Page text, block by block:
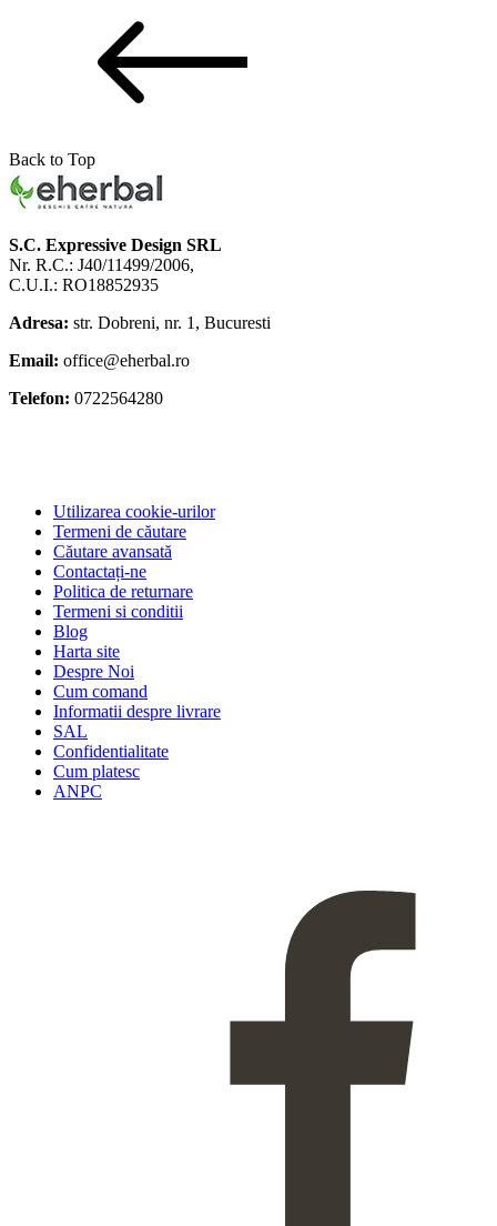
Back to Top
S.C. Expressive Design SRL
Nr. R.C.: J40/11499/2006,
C.U.I.: RO18852935
Adresa: str. Dobreni, nr. 1, Bucuresti
Email: office@eherbal.ro
Telefon: 0722564280
Utilizarea cookie-urilor
Termeni de căutare
Căutare avansată
Contactați-ne
Politica de returnare
Termeni si conditii
Blog
Harta site
Despre Noi
Cum comand
Informatii despre livrare
SAL
Confidentialitate
Cum platesc
ANPC